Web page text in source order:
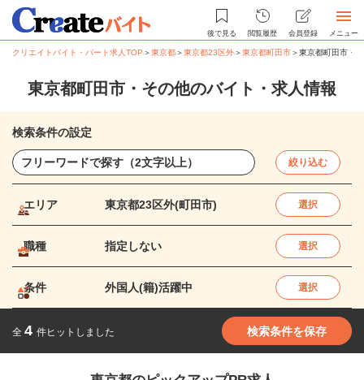
後で見る 閲覧履歴 会員登録 メニュー
クリエイトバイト・パート求人TOP ＞東京都＞東京都23区外＞東京都町田市＞東京都町田市・
東京都町田市・その他のバイト・求人情報
検索条件の設定
絞り込む
エリア 東京都23区外(町田市) 選択
職種 指定しない 選択
条件 外国人(籍)活躍中 選択
全 4 件ヒットしました 検索条件を保存